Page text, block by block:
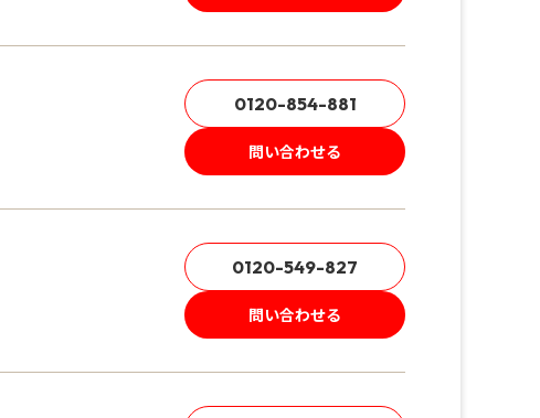
0120-854-881
問い合わせる
0120-549-827
問い合わせる